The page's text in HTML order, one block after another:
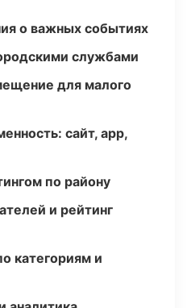
о важных событиях
службами
для малого
сайт, app,
по району
и рейтинг
категориям и